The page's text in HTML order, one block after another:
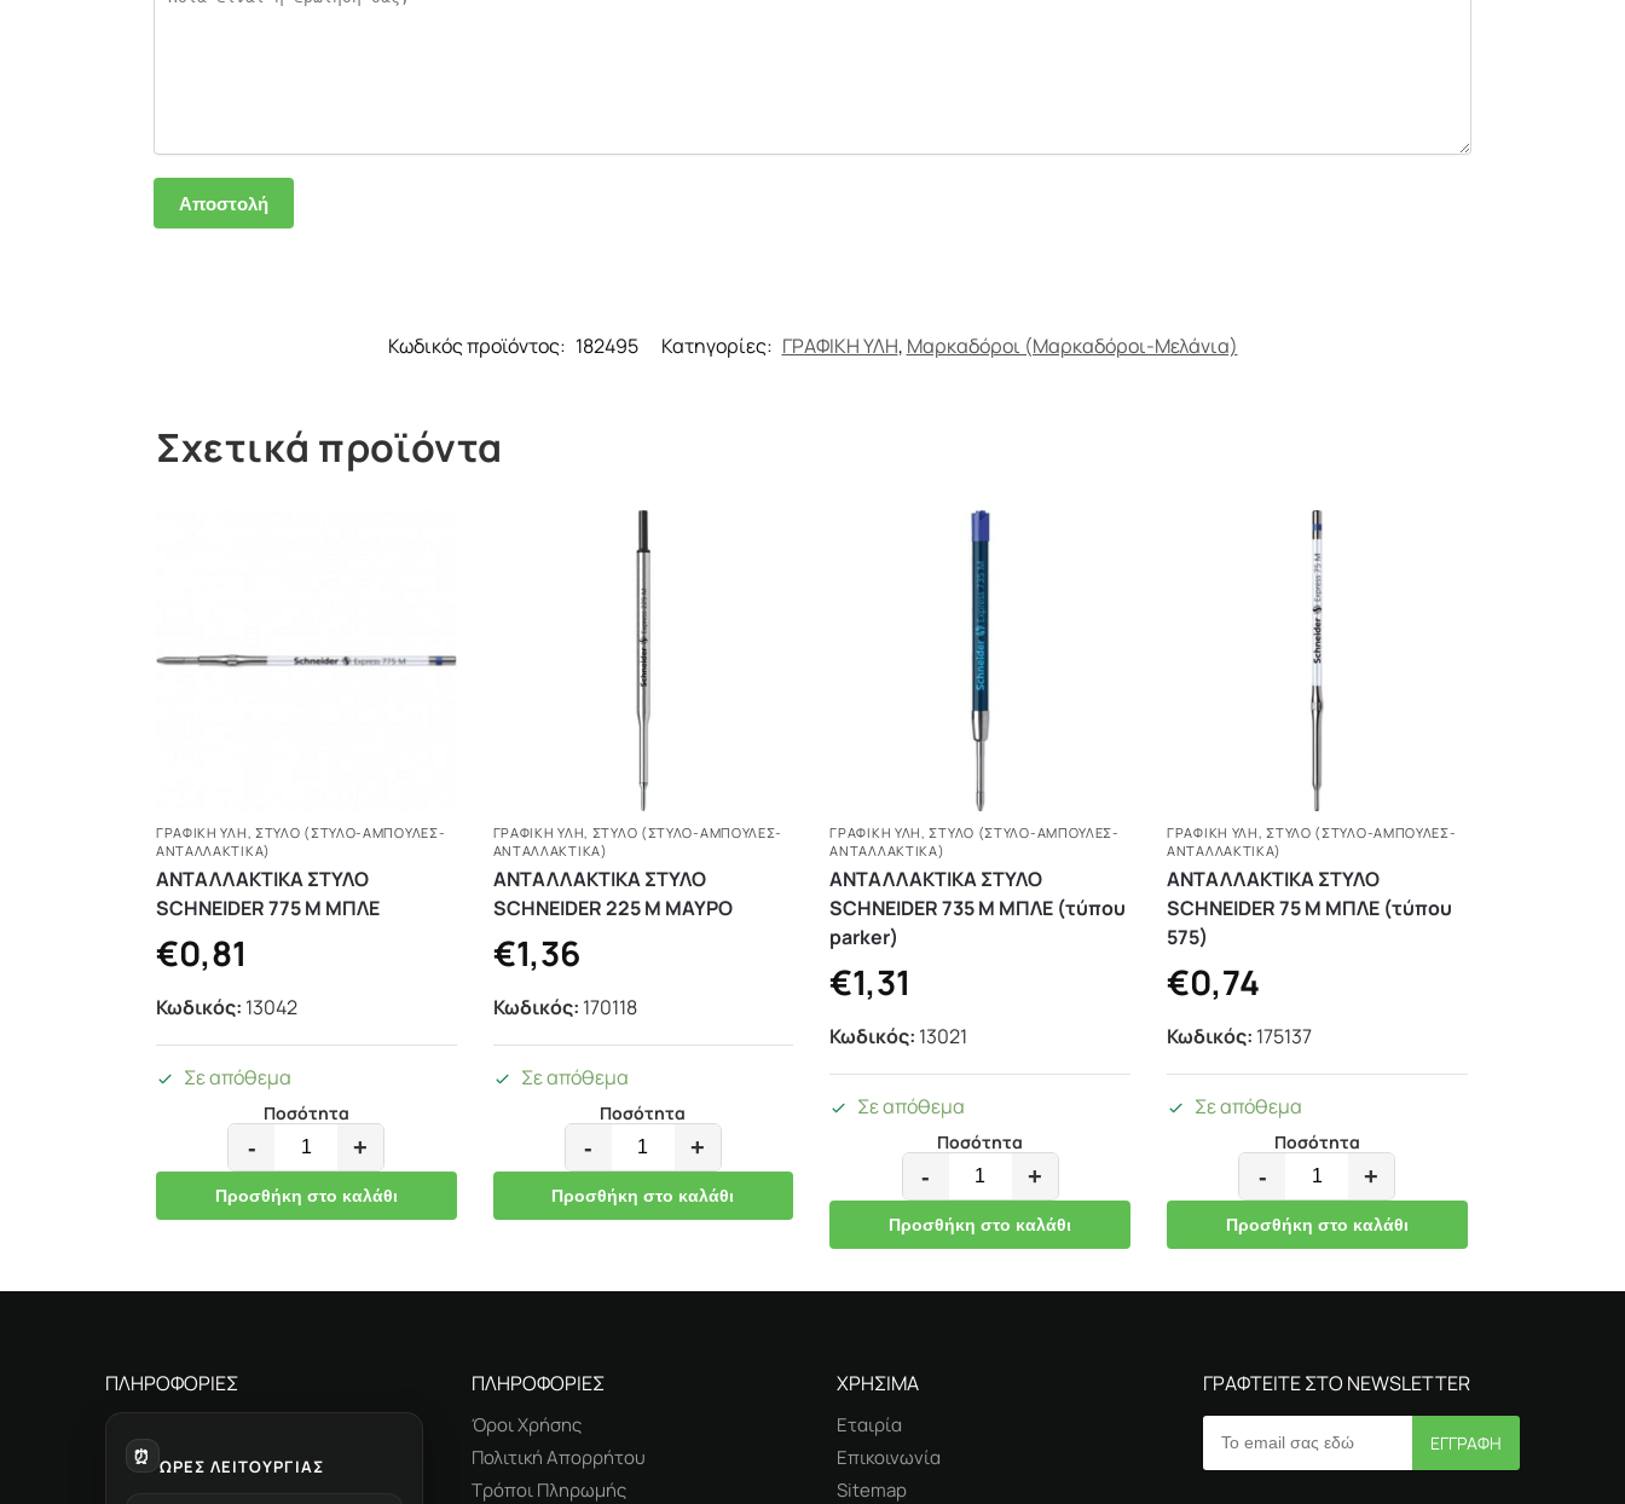
Κωδικός προϊόντος: 182495 Κατηγορίες: ΓΡΑΦΙΚΗ ΥΛΗ, Μαρκαδόροι (Μαρκαδόροι-Μελάνια)
Σχετικά προϊόντα
ΓΡΑΦΙΚΗ ΥΛΗ ΣΤΥΛΌ (ΣΤΥΛΌ-ΑΜΠΟΎΛΕΣ-
ΑΝΤΑΛΛΑΚΤΙΚΆ)
ΑΝΤΑΛΛΑΚΤΙΚΑ ΣΤΥΛΟ
SCHNEIDER 775 Μ ΜΠΛΕ
€0,81
Κωδικός: 13042
Σε απόθεμα
Ποσότητα
- +
Προσθήκη στο καλάθι
ΓΡΑΦΙΚΗ ΥΛΗ ΣΤΥΛΌ (ΣΤΥΛΌ-ΑΜΠΟΎΛΕΣ-
ΑΝΤΑΛΛΑΚΤΙΚΆ)
ΑΝΤΑΛΛΑΚΤΙΚΑ ΣΤΥΛΟ
SCHNEIDER 225 Μ ΜΑΥΡΟ
€1,36
Κωδικός: 170118
Σε απόθεμα
Ποσότητα
- +
Προσθήκη στο καλάθι
ΓΡΑΦΙΚΗ ΥΛΗ ,ΣΤΥΛΌ (ΣΤΥΛΌ-ΑΜΠΟΎΛΕΣ-
ΑΝΤΑΛΛΑΚΤΙΚΆ)
ΑΝΤΑΛΛΑΚΤΙΚΑ ΣΤΥΛΟ
SCHNEIDER 735 Μ ΜΠΛΕ (τύπου
parker)
€1,31
Κωδικός: 13021
Σε απόθεμα
Ποσότητα
- +
Προσθήκη στο καλάθι
ΓΡΑΦΙΚΗ ΥΛΗ ,ΣΤΥΛΌ (ΣΤΥΛΌ-ΑΜΠΟΎΛΕΣ-
ΑΝΤΑΛΛΑΚΤΙΚΆ)
ΑΝΤΑΛΛΑΚΤΙΚΑ ΣΤΥΛΟ
SCHNEIDER 75 Μ ΜΠΛΕ (τύπου
575)
€0,74
Κωδικός: 175137
Σε απόθεμα
Ποσότητα
- +
Προσθήκη στο καλάθι
ΠΛΗΡΟΦΟΡΙΕΣ
⏰ ΩΡΕΣ ΛΕΙΤΟΥΡΓΙΑΣ
ΠΛΗΡΟΦΟΡΙΕΣ
Όροι Χρήσης
Πολιτική Απορρήτου
Τρόποι Πληρωμής
ΧΡΗΣΙΜΑ
Εταιρία
Επικοινωνία
Sitemap
ΓΡΑΦΤΕΙΤΕ ΣΤΟ NEWSLETTER